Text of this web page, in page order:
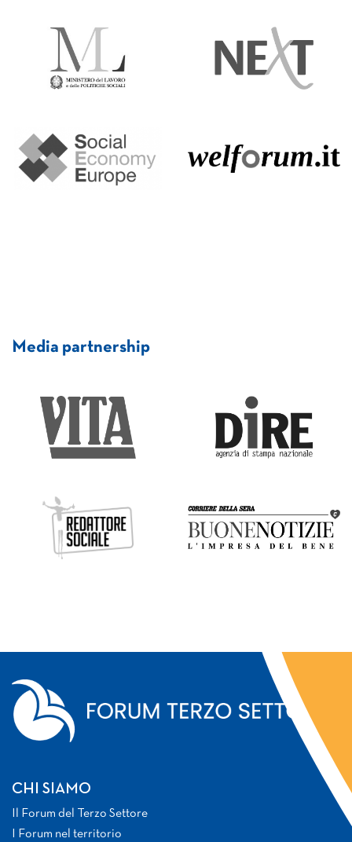
Media partnership
CHI SIAMO
Il Forum del Terzo Settore
I Forum nel territorio